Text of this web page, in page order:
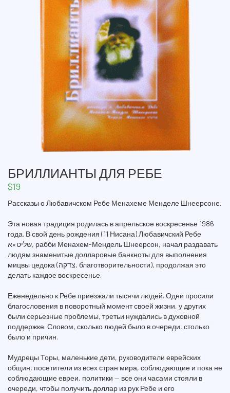
БРИЛЛИАНТЫ ДЛЯ РЕБЕ
$19
Рассказы о Любавичском Ребе Менахеме Менделе Шнеерсоне.
Эта новая традиция родилась в апрельское воскресенье 1986
года. В свой день рождения (11 Нисана) Любавичский Ребе
שליט»א, рабби Менахем-Мендель Шнеерсон, начал раздавать
людям знаменитые долларовые банкноты для выполнения
мицвы цедока (צדקה, благотворительности), продолжая это
делать каждое воскресенье.
Еженедельно к Ребе приезжали тысячи людей. Одни просили
благословения в поворотный момент своей жизни, у других
были серьезные проблемы, третьи нуждались в духовной
поддержке. Словом, сколько людей было в очереди, столько
было и причин.
Мудрецы Торы, маленькие дети, руководители еврейских
общин, посетители из всех стран мира, соблюдающие и пока не
соблюдающие евреи, политики — все они часами стояли в
очереди, чтобы получить доллар из рук Ребе и его